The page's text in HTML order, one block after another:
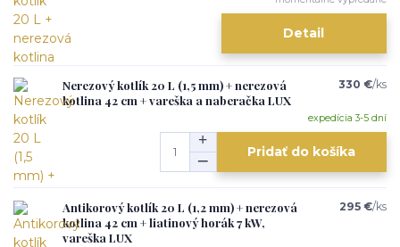
Detail
Nerezový kotlík 20 L (1,5 mm) + nerezová
kotlina 42 cm + vareška a naberačka LUX
330 €/ks
expedícia 3-5 dní
Pridať do košíka
Antikorový kotlík 20 L (1,2 mm) + nerezová
kotlina 42 cm + liatinový horák 7 kW,
vareška LUX
295 €/ks